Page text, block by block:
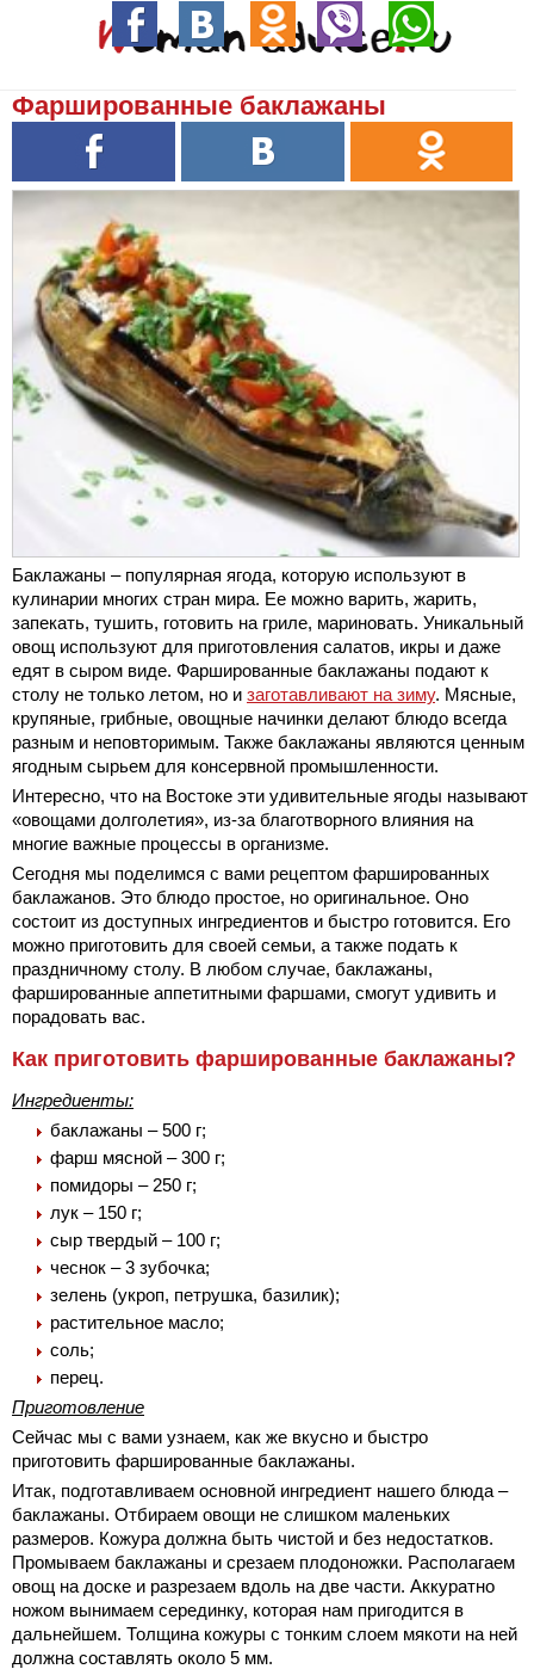
Фаршированные баклажаны
Баклажаны – популярная ягода, которую используют в
кулинарии многих стран мира. Ее можно варить, жарить,
запекать, тушить, готовить на гриле, мариновать. Уникальный
овощ используют для приготовления салатов, икры и даже
едят в сыром виде. Фаршированные баклажаны подают к
столу не только летом, но и заготавливают на зиму. Мясные,
крупяные, грибные, овощные начинки делают блюдо всегда
разным и неповторимым. Также баклажаны являются ценным
ягодным сырьем для консервной промышленности.
Интересно, что на Востоке эти удивительные ягоды называют
«овощами долголетия», из-за благотворного влияния на
многие важные процессы в организме.
Сегодня мы поделимся с вами рецептом фаршированных
баклажанов. Это блюдо простое, но оригинальное. Оно
состоит из доступных ингредиентов и быстро готовится. Его
можно приготовить для своей семьи, а также подать к
праздничному столу. В любом случае, баклажаны,
фаршированные аппетитными фаршами, смогут удивить и
порадовать вас.
Как приготовить фаршированные баклажаны?
Ингредиенты:
баклажаны – 500 г;
фарш мясной – 300 г;
помидоры – 250 г;
лук – 150 г;
сыр твердый – 100 г;
чеснок – 3 зубочка;
зелень (укроп, петрушка, базилик);
растительное масло;
соль;
перец.
Приготовление
Сейчас мы с вами узнаем, как же вкусно и быстро
приготовить фаршированные баклажаны.
Итак, подготавливаем основной ингредиент нашего блюда –
баклажаны. Отбираем овощи не слишком маленьких
размеров. Кожура должна быть чистой и без недостатков.
Промываем баклажаны и срезаем плодоножки. Располагаем
овощ на доске и разрезаем вдоль на две части. Аккуратно
ножом вынимаем серединку, которая нам пригодится в
дальнейшем. Толщина кожуры с тонким слоем мякоти на ней
должна составлять около 5 мм.